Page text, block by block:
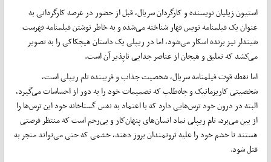
استیون زیلیان نویسنده و کارگردان سریال، قبل از حضور در عرصه کارگردانی به
عنوان یک فیلمنامه نویس قهار شناخته می‌شده و به خاطر نوشتن فیلمنامه فهرست
‌شیندلر نیز برنده اسکار می‌شود، اما در ریپلی یک داستان هیچکاکی را به تصویر
می‌کشد که تعلیق و هیجان از عناصر جدایی ناپذیر آن است.
اما نقطه قوت فیلمنامه سریال، شخصیت جذاب و فریبنده تام ریپلی است،
شخصیتی کاریزماتیک و جاه‌طلب که تصمیمات خود را به دور از احساسات می‌گیرد،
البته در درون خود ترس‌هایی دارد که با اعتماد به نفس گستاخانه خود این ترس‌ها را
از بین می‌برد. تام ریپلی نماد انسان‌های پنهان‌کار و بی‌رحم است که منتظر فرصتی
هستند تا خشم خود را علیه ثروتمندان بروز دهند، خشمی که حتی می‌تواند منجر به
قتل شود.